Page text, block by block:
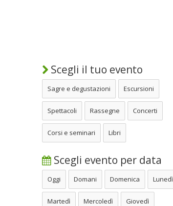
Scegli il tuo evento
Sagre e degustazioni Escursioni
Spettacoli Rassegne Concerti
Corsi e seminari Libri
Scegli evento per data
Oggi Domani Domenica Lunedì
Martedì Mercoledì Giovedì